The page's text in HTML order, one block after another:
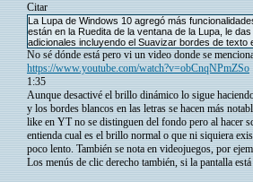
Citar
La Lupa de Windows 10 agregó más
están en la Ruedita de la ventana de la Lupa, le
adicionales incluyendo el Suavizar bordes de
No sé dónde está pero vi un video donde se
https://www.youtube.com/watch?v=obCnqNPmZSo
1:35
Aunque desactivé el brillo dinámico lo sigue
y los bordes blancos en las letras se hacen más
like en YT no se distinguen del fondo pero al hacer
entienda cual es el brillo normal o que ni siquiera
poco lento. También se nota en videojuegos, por
Los menús de clic derecho también, si la pantalla